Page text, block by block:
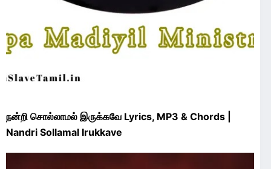
நன்றி சொல்லாமல் இருக்கவே Lyrics, MP3 & Chords |
Nandri Sollamal Irukkave